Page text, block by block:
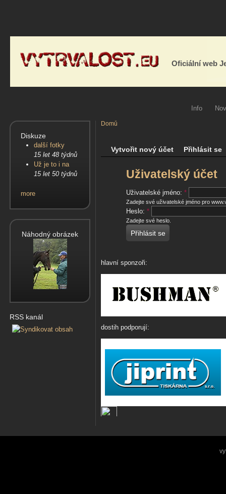
Oficiální web
Info
Diskuze
další fotky
15 let 48 týdnů
Už je to i na
15 let 50 týdnů
more
Náhodný obrázek
RSS kanál
Domů
Vytvořit nový účet Přihlásit se
Uživatelský účet
Uživatelské jméno: *
Zadejte své uživatelské jméno pro
Heslo: *
Zadejte své heslo.
hlavní sponzoři:
dostih podporují: